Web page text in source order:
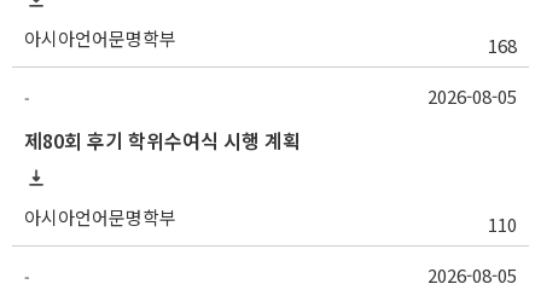
아시아언어문명학부 168
-
제80회 후기 학위수여식 시행 계획
아시아언어문명학부 110
2026-08-05
- 2026-08-05